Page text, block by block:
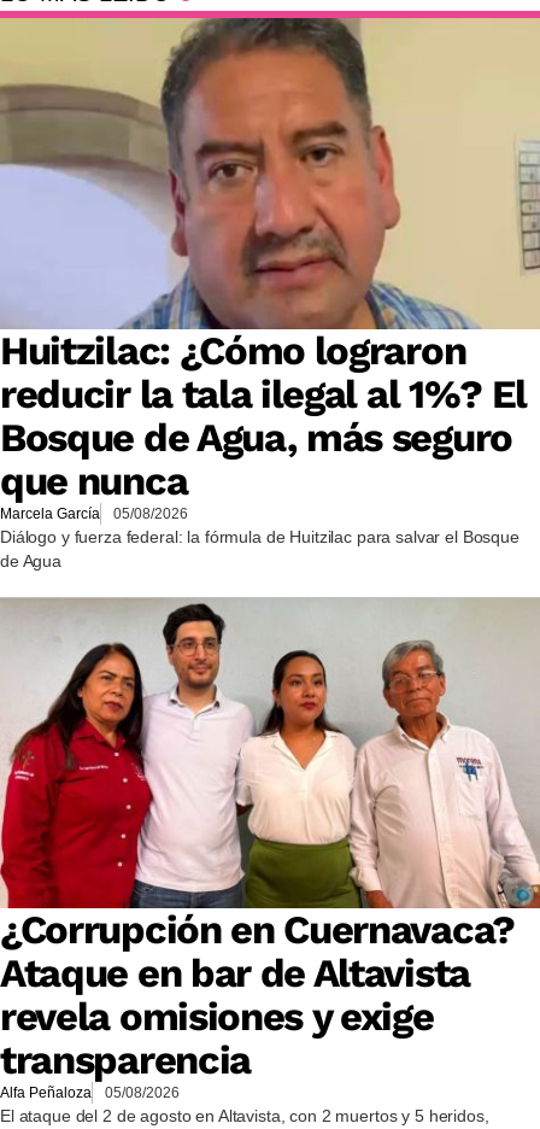
Huitzilac: ¿Cómo lograron
reducir la tala ilegal al 1%? El
Bosque de Agua, más seguro
que nunca
Marcela García 05/08/2026
Diálogo y fuerza federal: la fórmula de Huitzilac para salvar el Bosque
de Agua
¿Corrupción en Cuernavaca?
Ataque en bar de Altavista
revela omisiones y exige
transparencia
Alfa Peñaloza 05/08/2026
El ataque del 2 de agosto en Altavista, con 2 muertos y 5 heridos,